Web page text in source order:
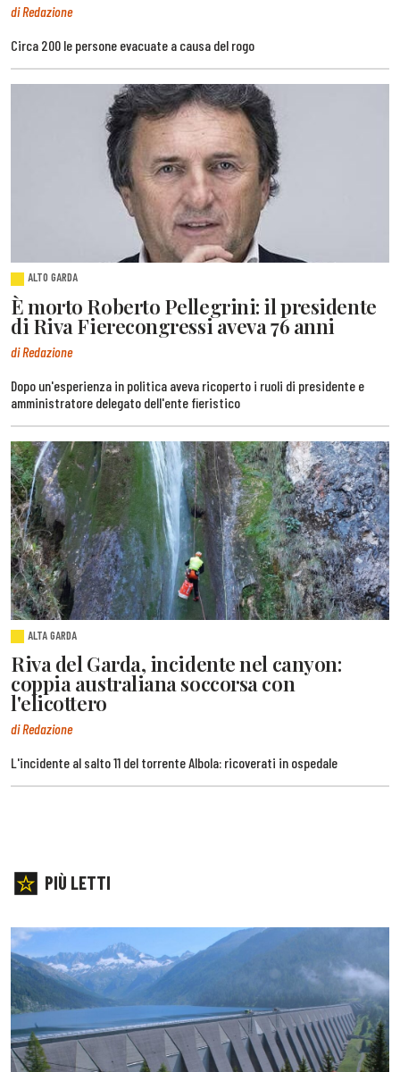
di Redazione
Circa 200 le persone evacuate a causa del rogo
ALTO GARDA
È morto Roberto Pellegrini: il presidente
di Riva Fierecongressi aveva 76 anni
di Redazione
Dopo un'esperienza in politica aveva ricoperto i ruoli di presidente e
amministratore delegato dell'ente fieristico
ALTA GARDA
Riva del Garda, incidente nel canyon:
coppia australiana soccorsa con
l'elicottero
di Redazione
L'incidente al salto 11 del torrente Albola: ricoverati in ospedale
PIÙ LETTI